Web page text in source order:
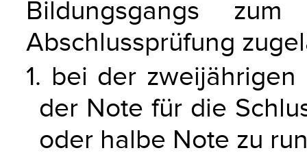
Bildungsgangs zum
Abschlussprüfung
1. bei der
der Note für die
oder halbe Note zu